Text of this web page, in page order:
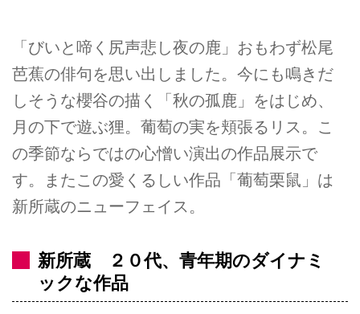
「びいと啼く尻声悲し夜の鹿」おもわず松尾
芭蕉の俳句を思い出しました。今にも鳴きだ
しそうな櫻谷の描く「秋の孤鹿」をはじめ、
月の下で遊ぶ狸。葡萄の実を頬張るリス。こ
の季節ならではの心憎い演出の作品展示で
す。またこの愛くるしい作品「葡萄栗鼠」は
新所蔵のニューフェイス。
新所蔵 ２０代、青年期のダイナミ
ックな作品